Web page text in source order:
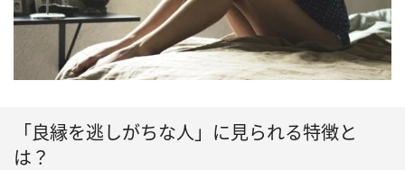
「良縁を逃しがちな人」に見られる特徴と
は？